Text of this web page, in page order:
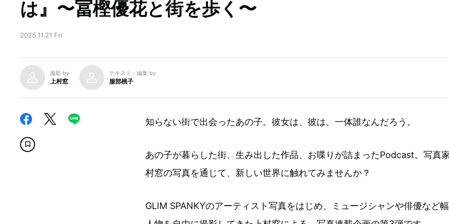
は』〜冨樫優花と街を歩く〜
2025.11.21 Fri
撮影 by
上村窓
テキスト・編集 by
服部桃子
知らない街で出会ったあの子。彼女は、彼は、一体誰なんだろう。
あの子が暮らした街、生み出した作品、お喋りが詰まったPodcast。写真
村窓の写真を通じて、新しい世界に触れてみませんか？
GLIM SPANKYのアーティスト写真をはじめ、ミュージシャンや俳優など